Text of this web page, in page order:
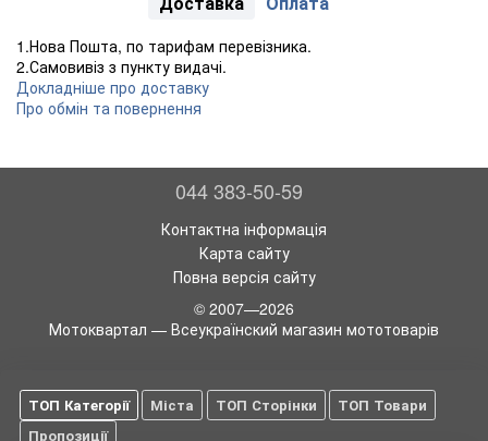
1.Нова Пошта, по тарифам перевізника.
2.Самовивіз з пункту видачі.
Докладніше про доставку
Про обмін та повернення
044 383-50-59
Контактна інформація
Карта сайту
Повна версія сайту
© 2007—2026
Мотоквартал — Всеукраїнский магазин мототоварів
ТОП Категорії Міста ТОП Сторінки
ТОП Товари
Пропозиції